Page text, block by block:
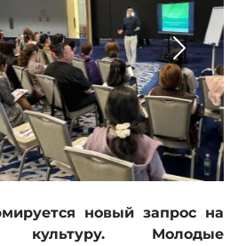
новый запрос на
культуру. Молодые